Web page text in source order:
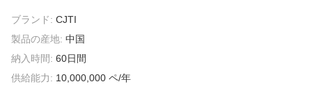
ブランド: CJTI
製品の産地: 中国
納入時間: 60日間
供給能力: 10,000,000 ペ/年